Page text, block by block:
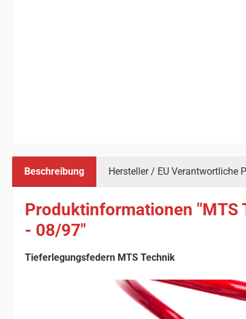
Beschreibung Hersteller / EU Verantwortliche
Produktinformationen "MTS
- 08/97"
Tieferlegungsfedern MTS Technik